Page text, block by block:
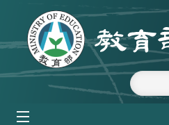
跳到主要內容區塊